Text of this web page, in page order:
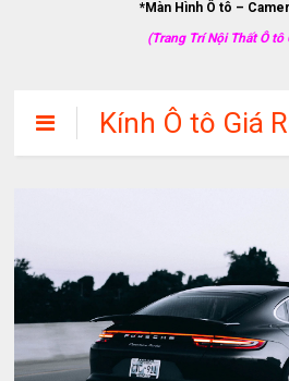
*Màn Hình Ô tô –
(Trang Trí Nội Thất Ô tô
Kính Ô tô Giá